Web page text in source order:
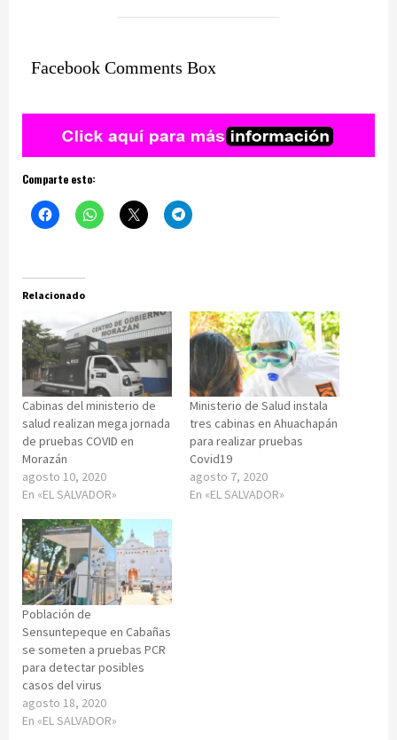
Facebook Comments Box
Comparte esto:
Relacionado
Cabinas del ministerio de
salud realizan mega jornada
de pruebas COVID en
Morazán
agosto 10, 2020
En «EL SALVADOR»
Ministerio de Salud instala
tres cabinas en Ahuachapán
para realizar pruebas
Covid19
agosto 7, 2020
En «EL SALVADOR»
Población de
Sensuntepeque en Cabañas
se someten a pruebas PCR
para detectar posibles
casos del virus
agosto 18, 2020
En «EL SALVADOR»